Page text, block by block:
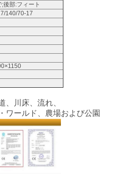
後部:フィート
140/70-17
、川床、流れ、
ワールド、農場および公園